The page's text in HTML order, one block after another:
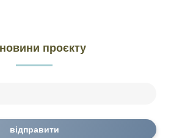
проєкту
відправити